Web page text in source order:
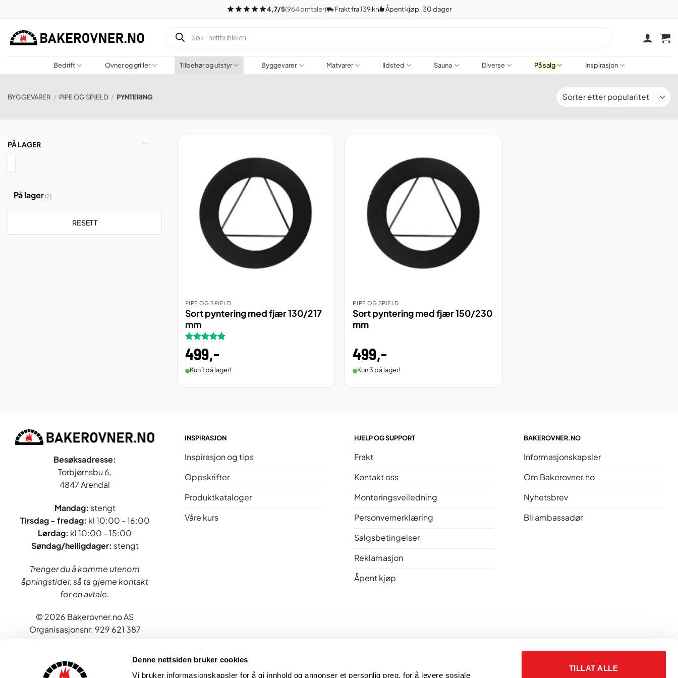
Denne nettsiden bruker cookies
Vi bruker informasjonskapsler for å gi innhold og annonser et personlig preg, for å levere sosiale
TILLAT ALLE
innhold
4,7/5(964 omtaler) Frakt fra 139 kr Åpent kjøp i 30 dager
Bedrift Ovner og griller Tilbehør og utstyr Byggevarer Matvarer Ildsted Sauna Diverse På salg Inspirasjon
BYGGEVARER / PIPE OG SPJELD / PYNTERING
PÅ LAGER
På lager(2)
RESETT
BESTILL
PIPE OG SPJELD
Sort pyntering med fjær 130/217
mm
Vurdert
av 5
499,-
Kun 1 på lager!
BESTILL
PIPE OG SPJELD
Sort pyntering med fjær 150/230
mm
499,-
Kun 3 på lager!
Besøksadresse:
Torbjørnsbu 6,
4847 Arendal
Mandag: stengt
Tirsdag - fredag: kl 10:00 - 16:00
Lørdag: kl 10:00 - 15:00
Søndag/helligdager: stengt
Trenger du å komme utenom
åpningstider, så ta gjerne kontakt
for en avtale.
© 2026 Bakerovner.no AS
Organisasjonsnr: 929 621 387
INSPIRASJON
Inspirasjon og tips
Oppskrifter
Produktkataloger
Våre kurs
HJELP OG SUPPORT
Frakt
Kontakt oss
Monteringsveiledning
Personvernerklæring
Salgsbetingelser
Reklamasjon
Åpent kjøp
BAKEROVNER.NO
Informasjonskapsler
Om Bakerovner.no
Nyhetsbrev
Bli ambassadør